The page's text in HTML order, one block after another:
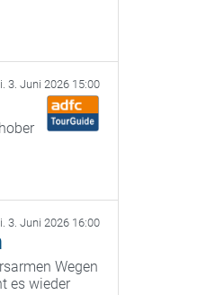
3. Juni 2026 15:00
3. Juni 2026 16:00
Wegen
es wieder